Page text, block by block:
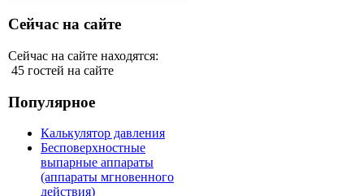
Сейчас на сайте
Сейчас на сайте находятся:
45 гостей на сайте
Популярное
Калькулятор давления
Бесповерхностные
выпарные аппараты
(аппараты мгновенного
действия)